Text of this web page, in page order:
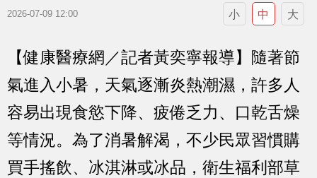
2026-07-09 12:00 小 中 大
【健康醫療網／記者黃奕寧報導】隨著節
氣進入小暑，天氣逐漸炎熱潮濕，許多人
容易出現食慾下降、疲倦乏力、口乾舌燥
等情況。為了消暑解渴，不少民眾習慣購
買手搖飲、冰淇淋或冰品，衛生福利部草